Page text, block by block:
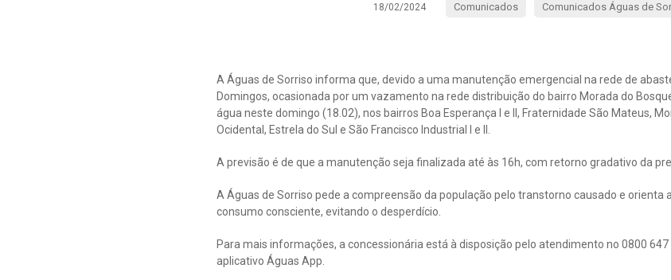
18/02/2024 Comunicados Comunicados Águas de
A Águas de Sorriso informa que, devido a uma manutenção emergencial na rede de
Domingos, ocasionada por um vazamento na rede distribuição do bairro Morada do
água neste domingo (18.02), nos bairros Boa Esperança I e II, Fraternidade São Mateus,
Ocidental, Estrela do Sul e São Francisco Industrial I e II.
A previsão é de que a manutenção seja finalizada até às 16h, com retorno gradativo da
A Águas de Sorriso pede a compreensão da população pelo transtorno causado e orienta
consumo consciente, evitando o desperdício.
Para mais informações, a concessionária está à disposição pelo atendimento no 0800
aplicativo Águas App.